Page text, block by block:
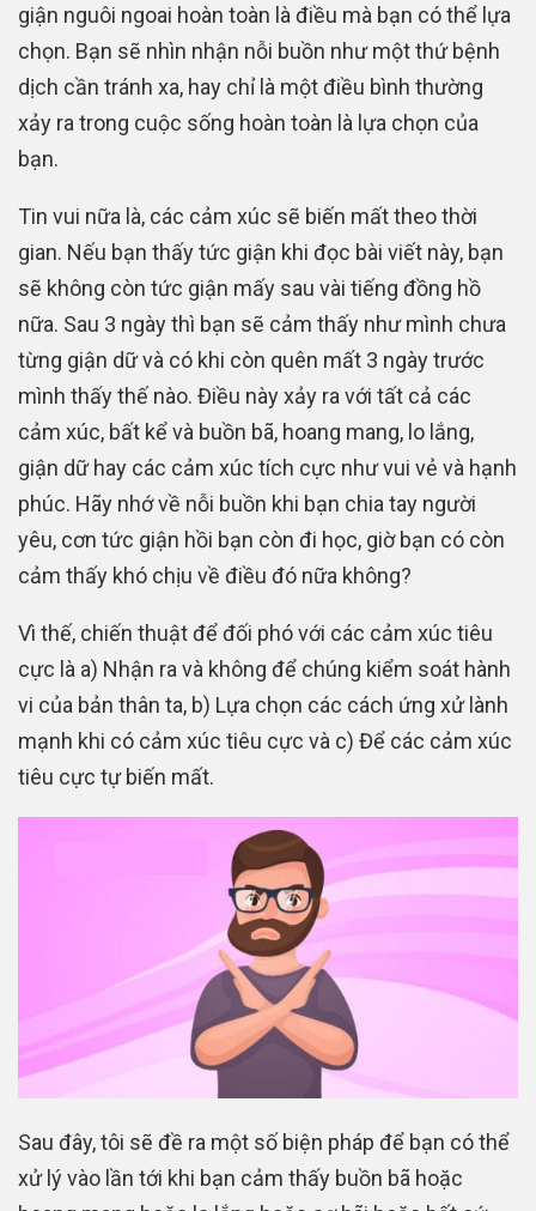
giận nguôi ngoai hoàn toàn là điều mà bạn có thể lựa
chọn. Bạn sẽ nhìn nhận nỗi buồn như một thứ bệnh
dịch cần tránh xa, hay chỉ là một điều bình thường
xảy ra trong cuộc sống hoàn toàn là lựa chọn của
bạn.
Tin vui nữa là, các cảm xúc sẽ biến mất theo thời
gian. Nếu bạn thấy tức giận khi đọc bài viết này, bạn
sẽ không còn tức giận mấy sau vài tiếng đồng hồ
nữa. Sau 3 ngày thì bạn sẽ cảm thấy như mình chưa
từng giận dữ và có khi còn quên mất 3 ngày trước
mình thấy thế nào. Điều này xảy ra với tất cả các
cảm xúc, bất kể và buồn bã, hoang mang, lo lắng,
giận dữ hay các cảm xúc tích cực như vui vẻ và hạnh
phúc. Hãy nhớ về nỗi buồn khi bạn chia tay người
yêu, cơn tức giận hồi bạn còn đi học, giờ bạn có còn
cảm thấy khó chịu về điều đó nữa không?
Vì thế, chiến thuật để đối phó với các cảm xúc tiêu
cực là a) Nhận ra và không để chúng kiểm soát hành
vi của bản thân ta, b) Lựa chọn các cách ứng xử lành
mạnh khi có cảm xúc tiêu cực và c) Để các cảm xúc
tiêu cực tự biến mất.
Sau đây, tôi sẽ đề ra một số biện pháp để bạn có thể
xử lý vào lần tới khi bạn cảm thấy buồn bã hoặc